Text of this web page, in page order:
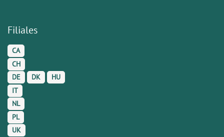
Filiales
CA
CH
DE
DK
HU
IT
NL
PL
UK